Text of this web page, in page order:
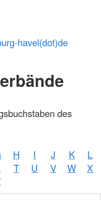
havel(dot)de
des
H I J K
L
T U V W
X
Foto:
Zelck /
GmbH